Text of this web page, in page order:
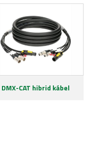
DMX-CAT hibrid kábel